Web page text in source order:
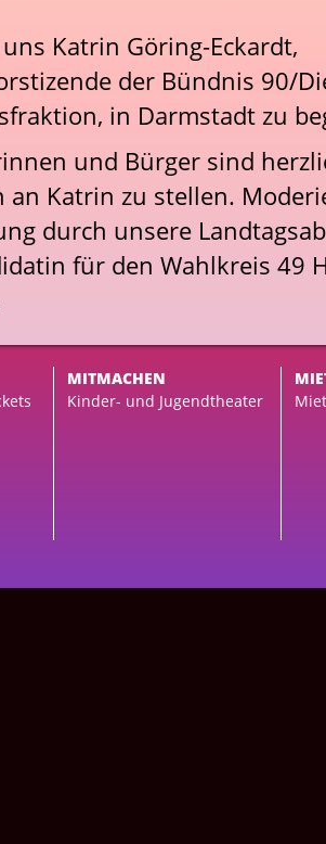
Katrin Göring-Eckardt,
der Bündnis 90/
in Darmstadt zu
und Bürger sind
an Katrin zu stellen.
durch unsere
für den Wahlkreis 49
MITMACHEN
Kinder- und Jugendtheater